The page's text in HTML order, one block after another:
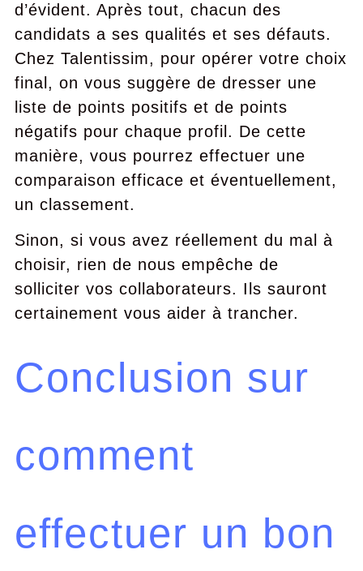
d’évident. Après tout, chacun des
candidats a ses qualités et ses défauts.
Chez Talentissim, pour opérer votre choix
final, on vous suggère de dresser une
liste de points positifs et de points
négatifs pour chaque profil. De cette
manière, vous pourrez effectuer une
comparaison efficace et éventuellement,
un classement.
Sinon, si vous avez réellement du mal à
choisir, rien de nous empêche de
solliciter vos collaborateurs. Ils sauront
certainement vous aider à trancher.
Conclusion sur
comment
effectuer un bon